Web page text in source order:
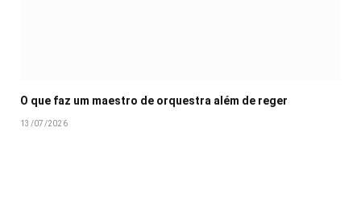
O que faz um maestro de orquestra além de reger
13/07/2026